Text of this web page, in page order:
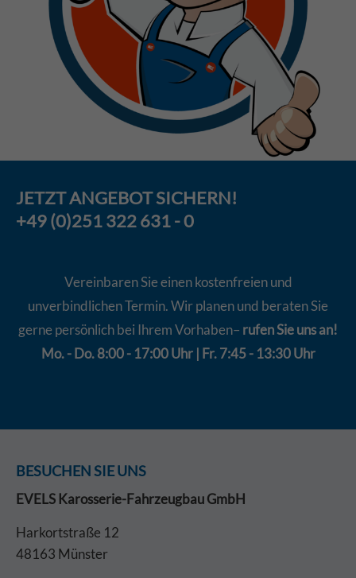
JETZTANGEBOTSICHERN!
+49 (0)251 322 631 - 0
Vereinbaren Sie einen kostenfreien und
unverbindlichen Termin. Wir planen und beraten Sie
gerne persönlich bei Ihrem Vorhaben– rufen Sie uns an!
Mo. - Do. 8:00 - 17:00 Uhr | Fr. 7:45 - 13:30 Uhr
BESUCHEN SIE UNS
EVELS Karosserie-Fahrzeugbau GmbH
Harkortstraße 12
48163 Münster